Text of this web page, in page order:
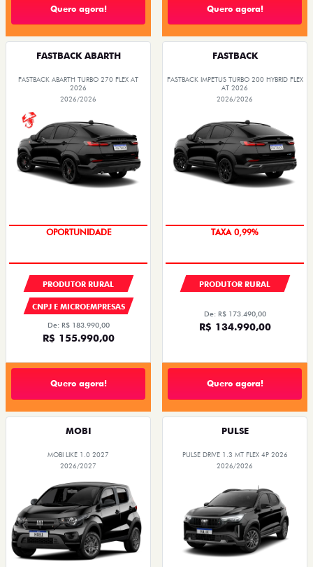
Quero agora! Quero agora!
FASTBACK ABARTH
FASTBACK ABARTH TURBO 270 FLEX AT
2026
2026/2026
OPORTUNIDADE
PRODUTOR RURAL
CNPJ E MICROEMPRESAS
De: R$ 183.990,00
R$ 155.990,00
Quero agora!
FASTBACK
FASTBACK IMPETUS TURBO 200 HYBRID FLEX
AT 2026
2026/2026
TAXA 0,99%
PRODUTOR RURAL
De: R$ 173.490,00
R$ 134.990,00
Quero agora!
MOBI
MOBI LIKE 1.0 2027
2026/2027
PULSE
PULSE DRIVE 1.3 MT FLEX 4P 2026
2026/2026